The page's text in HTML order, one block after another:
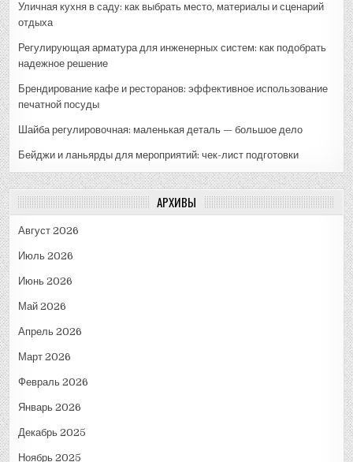
Уличная кухня в саду: как выбрать место, материалы и сценарий
отдыха
Регулирующая арматура для инженерных систем: как подобрать
надежное решение
Брендирование кафе и ресторанов: эффективное использование
печатной посуды
Шайба регулировочная: маленькая деталь — большое дело
Бейджи и ланьярды для мероприятий: чек-лист подготовки
АРХИВЫ
Август 2026
Июль 2026
Июнь 2026
Май 2026
Апрель 2026
Март 2026
Февраль 2026
Январь 2026
Декабрь 2025
Ноябрь 2025